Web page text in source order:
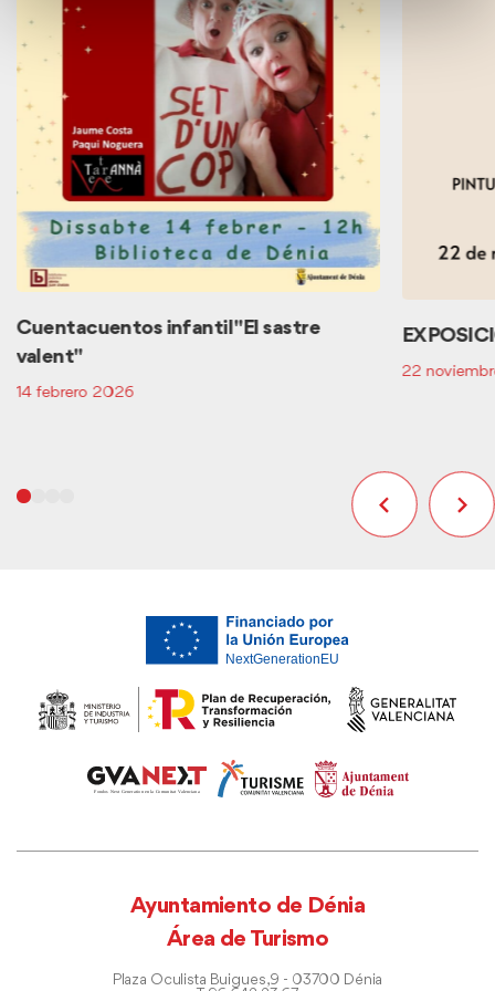
Cuentacuentos infantil "El sastre
valent"
14 febrero 2026
22
Ayuntamiento de Dénia
Área de Turismo
Plaza Oculista Buigues, 9 - 03700 Dénia